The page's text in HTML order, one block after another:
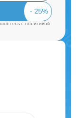
cполитикой